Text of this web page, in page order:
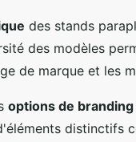
des stands
des modèles
de marque et les
options de branding
distinctifs